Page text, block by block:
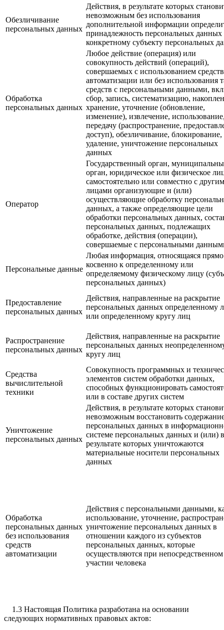
Обезличивание
персональных данных
Действия, в результате которых
невозможным без использования
дополнительной информации
принадлежность персональных данных
конкретному субъекту персональных
Обработка
персональных данных
Любое действие (операция) или
совокупность действий (операций),
совершаемых с использованием средств
автоматизации или без использования
средств с персональными данными,
сбор, запись, систематизацию,
хранение, уточнение (обновление,
изменение), извлечение,
передачу (распространение,
доступ), обезличивание, блокирование,
удаление, уничтожение персональных
данных
Оператор
Государственный орган,
орган, юридическое или физическое
самостоятельно или совместно с
лицами организующие и (или)
осуществляющие обработку
данных, а также определяющие цели
обработки персональных данных,
персональных данных, подлежащих
обработке, действия (операции),
совершаемые с персональными
Персональные данные
Любая информация, относящаяся
косвенно к определенному или
определяемому физическому лицу
персональных данных)
Предоставление
персональных данных
Действия, направленные на раскрытие
персональных данных определенному
или определенному кругу лиц
Распространение
персональных данных
Действия, направленные на раскрытие
персональных данных
кругу лиц
Средства
вычислительной
техники
Совокупность программных и
элементов систем обработки данных,
способных функционировать
или в составе других систем
Уничтожение
персональных данных
Действия, в результате которых
невозможным восстановить
персональных данных в
системе персональных данных и (или) в
результате которых уничтожаются
материальные носители персональных
данных
Обработка
персональных данных
без использования
средств
автоматизации
Действия с персональными данными,
использование, уточнение,
уничтожение персональных данных в
отношении каждого из субъектов
персональных данных, которые
осуществляются при непосредственном
участии человека
1.3 Настоящая Политика разработана на основании
следующих нормативных правовых актов: